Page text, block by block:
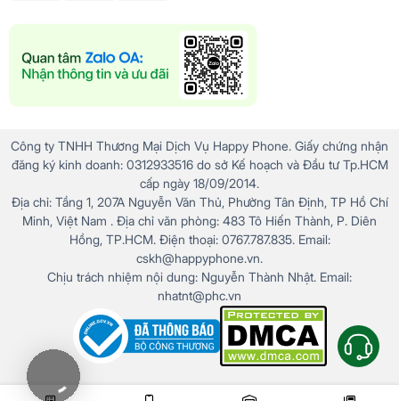
Công ty TNHH Thương Mại Dịch Vụ Happy Phone. Giấy chứng nhận
đăng ký kinh doanh: 0312933516 do sở Kế hoạch và Đầu tư Tp.HCM
cấp ngày 18/09/2014.
Địa chỉ: Tầng 1, 207A Nguyễn Văn Thủ, Phường Tân Định, TP Hồ Chí
Minh, Việt Nam . Địa chỉ văn phòng: 483 Tô Hiến Thành, P. Diên
Hồng, TP.HCM. Điện thoại: 0767.787.835. Email:
cskh@happyphone.vn.
Chịu trách nhiệm nội dung: Nguyễn Thành Nhật. Email:
nhatnt@phc.vn